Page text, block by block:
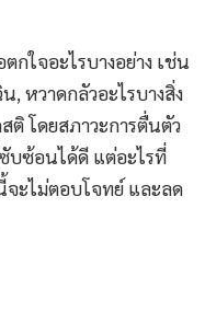
กใจอะไรบางอย่าง เช่น
, หวาดกลัวอะไรบางสิ่ง
ติ โดยสภาวะการตื่นตัว
บซ้อนได้ดี แต่อะไรที่
ะไม่ตอบโจทย์ และลด